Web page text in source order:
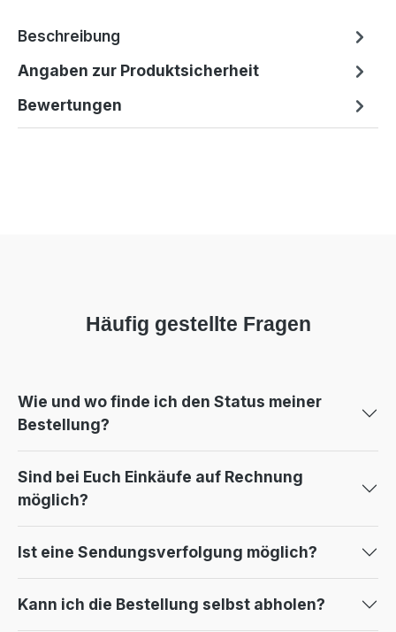
Beschreibung
Angaben zur Produktsicherheit
Bewertungen
Häufig gestellte Fragen
Wie und wo finde ich den Status meiner
Bestellung?
Sind bei Euch Einkäufe auf Rechnung
möglich?
Ist eine Sendungsverfolgung möglich?
Kann ich die Bestellung selbst abholen?